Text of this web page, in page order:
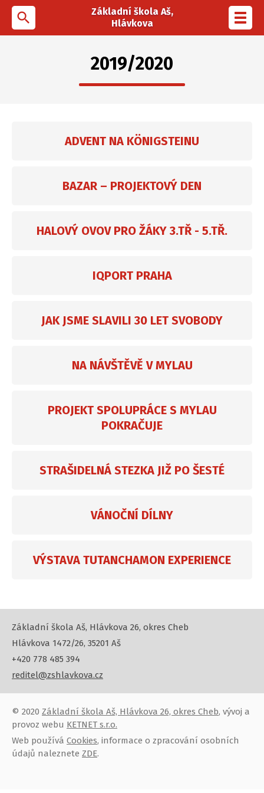
search
Základní škola Aš,
Hlávkova
2019/2020
ADVENT NA KÖNIGSTEINU
BAZAR – PROJEKTOVÝ DEN
HALOVÝ OVOV PRO ŽÁKY 3.TŘ - 5.TŘ.
IQPORT PRAHA
JAK JSME SLAVILI 30 LET SVOBODY
NA NÁVŠTĚVĚ V MYLAU
PROJEKT SPOLUPRÁCE S MYLAU
POKRAČUJE
STRAŠIDELNÁ STEZKA JIŽ PO ŠESTÉ
VÁNOČNÍ DÍLNY
VÝSTAVA TUTANCHAMON EXPERIENCE
Základní škola Aš, Hlávkova 26, okres Cheb
Hlávkova 1472/26, 35201 Aš
+420 778 485 394
reditel@zshlavkova.cz
© 2020 Základní škola Aš, Hlávkova 26, okres Cheb, vývoj a
provoz webu KETNET s.r.o.
Web používá Cookies, informace o zpracování osobních
údajů naleznete ZDE.